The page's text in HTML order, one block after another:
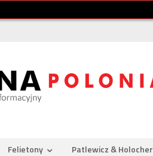
Felietony Patlewicz & Holocher